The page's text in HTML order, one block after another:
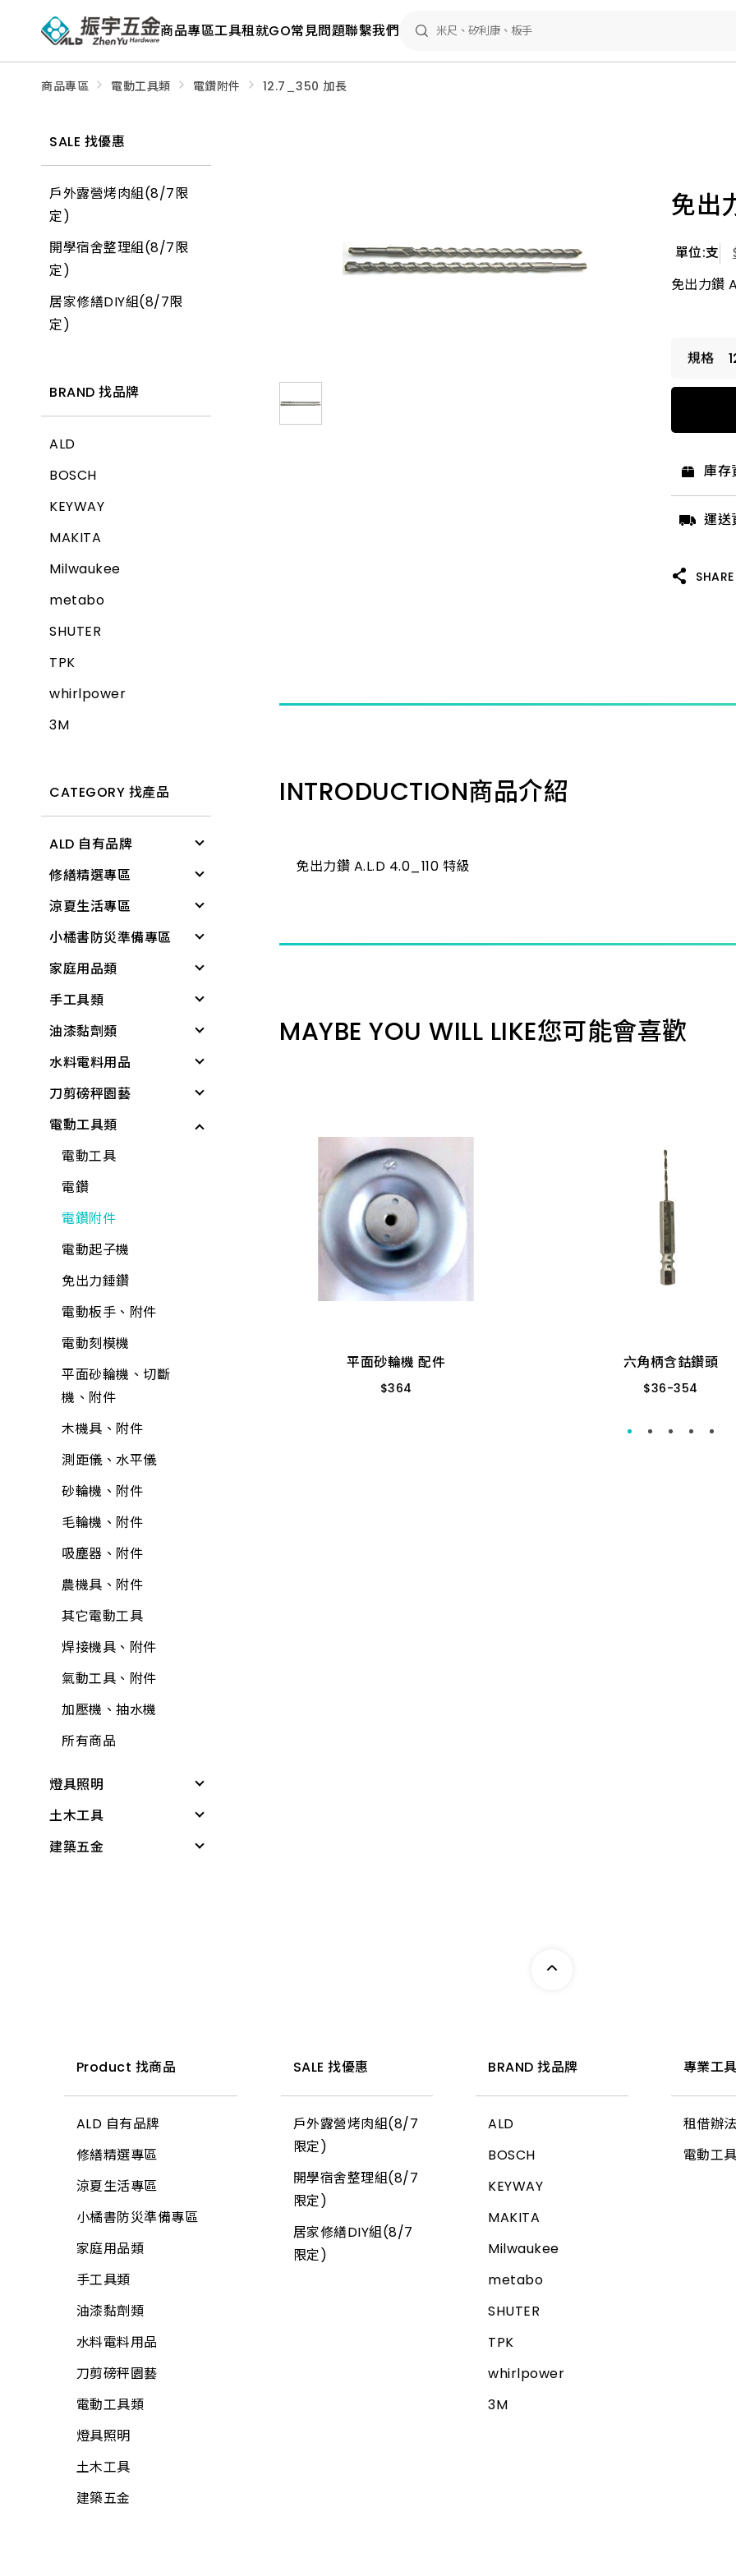
專
商品專區工具租就GO常見問題聯繫我們
商品專區 電動工具類 電鑽附件 12.7_350 加長
SALE 找優惠
戶外露營烤肉組(8/7限
定)
開學宿舍整理組(8/7限
定)
居家修繕DIY組(8/7限
定)
BRAND 找品牌
ALD
BOSCH
KEYWAY
MAKITA
Milwaukee
metabo
SHUTER
TPK
whirlpower
3M
CATEGORY 找產品
ALD 自有品牌
清潔用具
電燈
文具用品
個人清潔衛生用品
居家生活
雨具
廚房用具
蓮蓬頭、沖洗器
電動起子機
水泥砂、填縫劑
稀釋劑
木器漆
工具組
水龍頭組
加壓機、抽水機
包裝材料
平面砂輪機、切斷
機、附件
各式剪刀
ALD延長線
油漆工具
矽利康、填縫膠
氣動工具、附件
逆滲透、淨水器、過
濾器、逆滲透附件
清掃用具
塑鋼土
鉗
電線
螺絲.壁虎(膨脹螺絲)
所有商品
修繕精選專區
修繕工具
工作防護
居家生活
所有商品
涼夏生活專區
涼感降溫
戶外遮陽
夏季防護
夏日清爽
所有商品
小橘書防災準備專區
緊急照明與多功能工
具
基本工具與應變器材
繩索與固定材料
個人防護與安全
儲水與應急用品
所有商品
家庭用品類
個人清潔衛生用品
衛浴用品
洗衣、晾曬用品
廚房用品
保鮮膜、保鮮盒、保
鮮袋
水壺、水杯、水瓶
打火機、瓦斯爐
折疊桌、椅、收納櫃
水桶、垃圾桶、油桶
水盆、腳桶
置物收納
巧拼墊、地墊
清掃用具
清潔劑
芳香、除臭、除濕劑
防蟲、殺蟲劑
消毒、殺菌
居家生活
居家安全
3C用品
冷氣、電視搖控器
汽、機車用品
文具用品
包裝材料
手工具類
螺絲起子
板手
套筒工具
工具組
鉗
剪
鑷子
夾具
螺絲工具
銼刀、研磨
鐵工用品
其他手工具
工具箱、零件盒
清洗劑
吊掛用品
輪
護具
所有商品
油漆黏劑類
黏劑
塑鋼土
矽利康、填縫劑
稀釋劑
水泥漆、乳膠漆
調合漆、油漆
木器漆
噴漆
防水漆
防壁癌、除霉
水泥砂、填縫劑
油漆工具
黏劑工具
研磨工具
牛油、潤滑油
所有商品
水料電料用品
水龍頭組
龍頭組附件
蓮蓬頭、沖洗器
水龍頭
外牙、三通
水栓附件
鋼絲軟管
面盆、水槽
流理台附件
面盆附件
排水口、地板落水
馬桶、水箱附件
鏡箱
抽排風機
逆滲透、淨水器、過
濾器、逆滲透配件
熱水器、附件
洗衣機附件
冷氣附件
水塔、水塔附件
水管夾具(管束、管
夾)
不銹鋼(銅)接頭
PVC管、鐵管
PVC管接頭
開關箱、接線盒
刀剪磅秤園藝
各式剪刀
各式刀具
磅秤、電子秤
花盆
培養土
肥料
噴水壺
園藝用具
寵物用品
驅除害蟲用具
捕蟲網
防曬用品
固定繩、鍊
所有商品
電動工具類
電動工具
電鑽
電鑽附件
電動起子機
免出力錘鑽
電動板手、附件
電動刻模機
平面砂輪機、切斷
機、附件
木機具、附件
測距儀、水平儀
砂輪機、附件
毛輪機、附件
吸塵器、附件
農機具、附件
其它電動工具
焊接機具、附件
氣動工具、附件
加壓機、抽水機
所有商品
燈具照明
其他燈具
感應燈具
小燈泡
所有商品
土木工具
無塵室商品
鏟、扒
推水、土平、杓
土地界標
彎筋拉桿
畚箕
抹刀、推刀
補杯、漆刀
水泥、磁磚用具
鑿刀
各式木柄
電動工具附件
工具袋
S腰帶
高空安全帶
建築五金
天花板
地磚
玻璃
信箱
鉤類
螺絲
自功螺絲
壁虎(膨脹螺絲)
板模線材
線材
木材
板材
網材
水電角鋼
釘類
免出
單位:支
免出力鑽
庫存
運送
SHARE
INTRODUCTION商品介紹
免出力鑽 A.L.D 4.0_110 特級
MAYBE YOU WILL LIKE您可能會喜歡
$ 133
修邊刀 矽酸鈣板
$ 133 167
6柄 3分 吊卡
平面砂輪機 配件
$364
平面砂輪機 配件
六角柄含鈷鑽頭
$36-354
六角柄含鈷鑽頭
36- 354
2.5mm
9.5mm
10mm
6.5mm
3.2mm
2.0mm
1/8"
Product 找商品
ALD 自有品牌
修繕精選專區
涼夏生活專區
小橘書防災準備專區
家庭用品類
手工具類
油漆黏劑類
水料電料用品
刀剪磅秤園藝
電動工具類
燈具照明
土木工具
建築五金
SALE 找優惠
戶外露營烤肉組(8/7
限定)
開學宿舍整理組(8/7
限定)
居家修繕DIY組(8/7
限定)
BRAND 找品牌
ALD
BOSCH
KEYWAY
MAKITA
Milwaukee
metabo
SHUTER
TPK
whirlpower
3M
專業工
租借辦法
電動工